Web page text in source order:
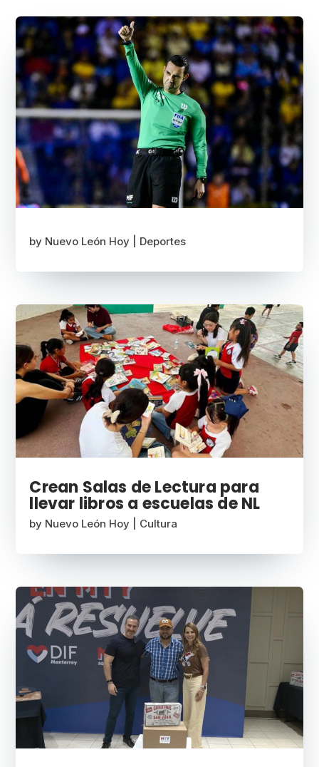
by Nuevo León Hoy Deportes
Crean Salas de Lectura para
llevar libros a escuelas de NL
by Nuevo León Hoy Cultura